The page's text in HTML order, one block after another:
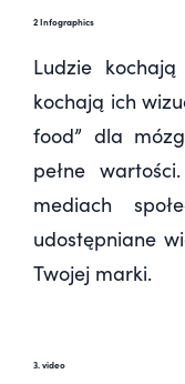
2 Infographics
Ludzie
kochają ich
food” dla
pełne
mediach
udostępniane
Twojej marki.
3. video